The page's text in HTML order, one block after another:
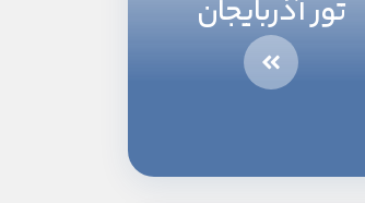
تور آذربایجان